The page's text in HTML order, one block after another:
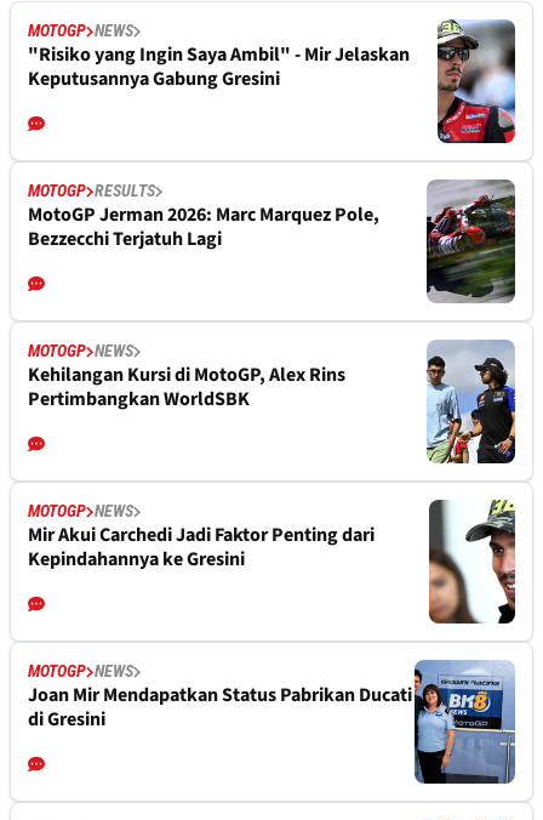
MOTOGP NEWS
"Risiko yang Ingin Saya Ambil" - Mir Jelaskan
Keputusannya Gabung Gresini
MOTOGP RESULTS
MotoGP Jerman 2026: Marc Marquez Pole,
Bezzecchi Terjatuh Lagi
MOTOGP NEWS
Kehilangan Kursi di MotoGP, Alex Rins
Pertimbangkan WorldSBK
MOTOGP NEWS
Mir Akui Carchedi Jadi Faktor Penting dari
Kepindahannya ke Gresini
MOTOGP NEWS
Joan Mir Mendapatkan Status Pabrikan Ducati
di Gresini